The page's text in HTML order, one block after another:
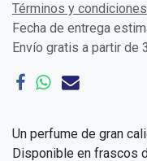
Términos y condiciones
Fecha de entrega
Envío gratis a partir de
Un perfume de gran
Disponible en frascos